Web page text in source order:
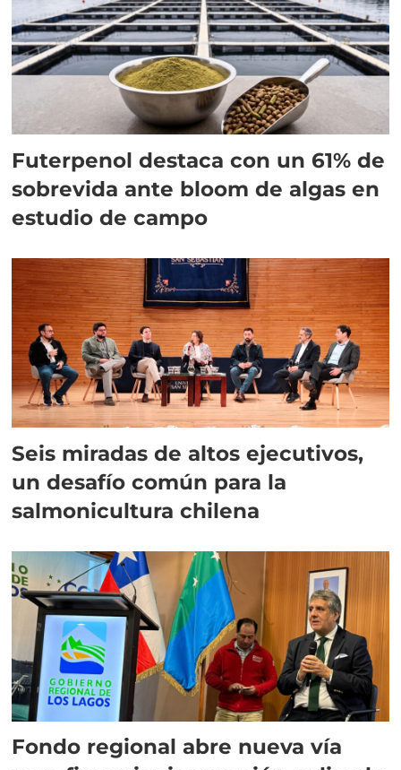
Futerpenol destaca con un 61% de
sobrevida ante bloom de algas en
estudio de campo
Seis miradas de altos ejecutivos,
un desafío común para la
salmonicultura chilena
Fondo regional abre nueva vía